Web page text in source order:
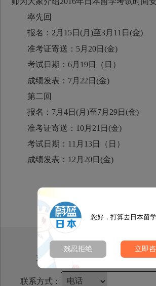
率先回
报名：2月15日(月)至3月11日(金)
准考证寄送：5月20日(金)
考试日期：6月19日（日）
成绩发表：7月22日(金)
第二回
报名：7月4日(月)至7月29日(金)
准考证寄送：10月21日(金)
考试日期：11月13日（日）
成绩发表：12月20日(金)
姓名：
联系方式：
您好，打算去日本留
残忍拒绝 立即